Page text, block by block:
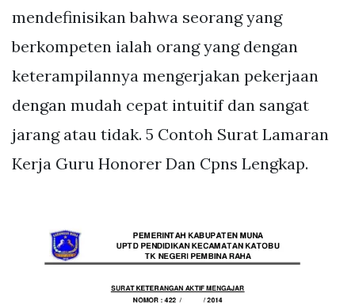
mendefinisikan bahwa seorang yang
berkompeten ialah orang yang dengan
keterampilannya mengerjakan pekerjaan
dengan mudah cepat intuitif dan sangat
jarang atau tidak. 5 Contoh Surat Lamaran
Kerja Guru Honorer Dan Cpns Lengkap.